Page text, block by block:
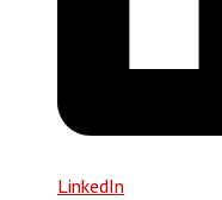
LinkedIn